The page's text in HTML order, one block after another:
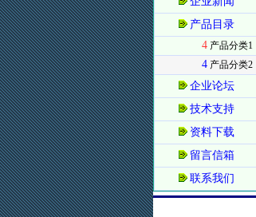
产品目录
4 产品分类1
4 产品分类2
企业论坛
技术支持
资料下载
留言信箱
联系我们